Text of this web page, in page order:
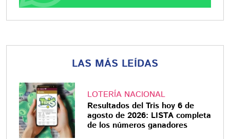
LAS MÁS LEÍDAS
LOTERÍA NACIONAL
Resultados del Tris hoy 6 de
agosto de 2026: LISTA completa
de los números ganadores